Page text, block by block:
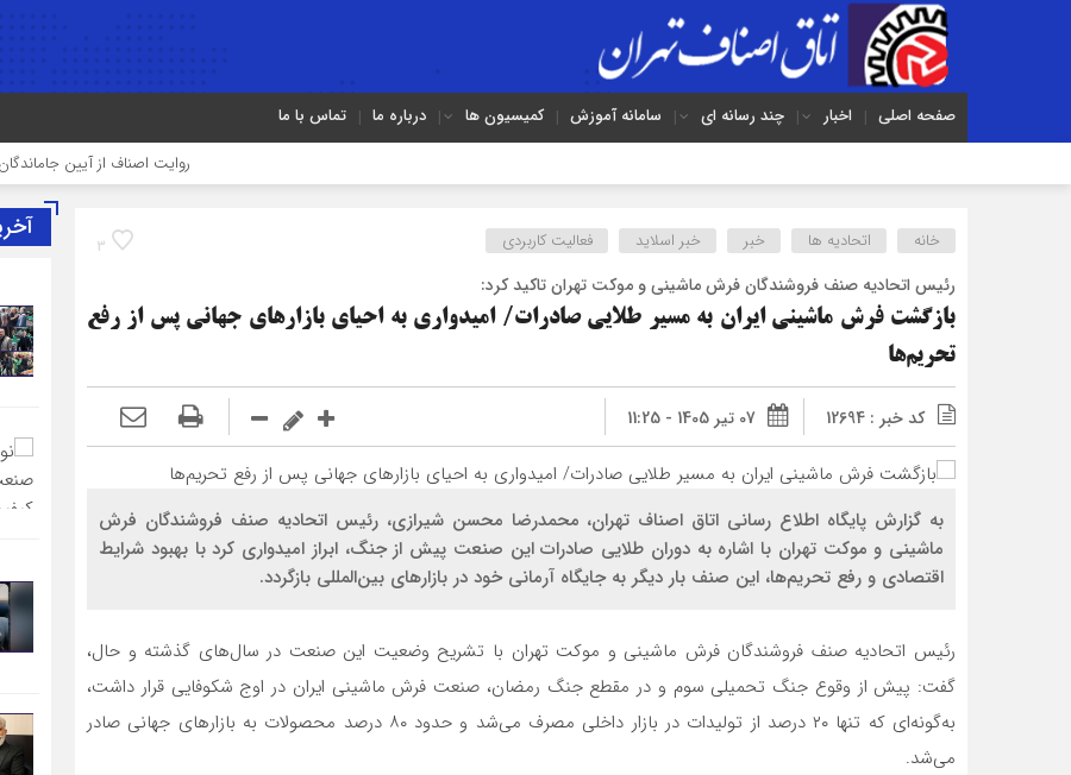
صفحه اصلی اخبار چند رسانه ای سامانه آموزش کمیسیون ها درباره ما تماس با ما
روایت اصناف از آیین جاماندگان
3 خانه اتحادیه ها خبر خبر اسلايد فعالیت کاربردی
رئیس اتحادیه صنف فروشندگان فرش ماشینی و موکت تهران تاکید کرد:
بازگشت فرش ماشینی ایران به مسیر طلایی صادرات/ امیدواری به احیای بازارهای جهانی پس از رفع
تحریم‌ها
کد خبر : 12694 07 تیر 1405 - 11:25
به گزارش پایگاه اطلاع رسانی اتاق اصناف تهران، محمدرضا محسن شیرازی، رئیس اتحادیه صنف فروشندگان فرش
ماشینی و موکت تهران با اشاره به دوران طلایی صادرات این صنعت پیش از جنگ، ابراز امیدواری کرد با بهبود شرایط
اقتصادی و رفع تحریم‌ها، این صنف بار دیگر به جایگاه آرمانی خود در بازارهای بین‌المللی بازگردد.
رئیس اتحادیه صنف فروشندگان فرش ماشینی و موکت تهران با تشریح وضعیت این صنعت در سال‌های گذشته و حال،
گفت: پیش از وقوع جنگ تحمیلی سوم و در مقطع جنگ رمضان، صنعت فرش ماشینی ایران در اوج شکوفایی قرار داشت،
به‌گونه‌ای که تنها ۲۰ درصد از تولیدات در بازار داخلی مصرف می‌شد و حدود ۸۰ درصد محصولات به بازارهای جهانی صادر
می‌شد.